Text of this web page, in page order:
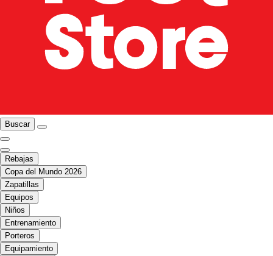
Buscar
Rebajas
Copa del Mundo 2026
Zapatillas
Equipos
Niños
Entrenamiento
Porteros
Equipamiento